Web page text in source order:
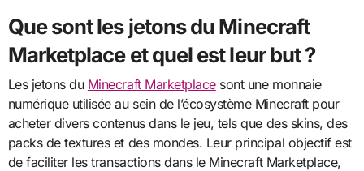
Que sont les jetons du Minecraft
Marketplace et quel est leur but ?
Les jetons du Minecraft Marketplacesont une monnaie
numérique utilisée au sein de l’écosystème Minecraft pour
acheter divers contenus dans le jeu, tels que des skins, des
packs de textures et des mondes. Leur principal objectif est
de faciliter les transactions dans le Minecraft Marketplace,